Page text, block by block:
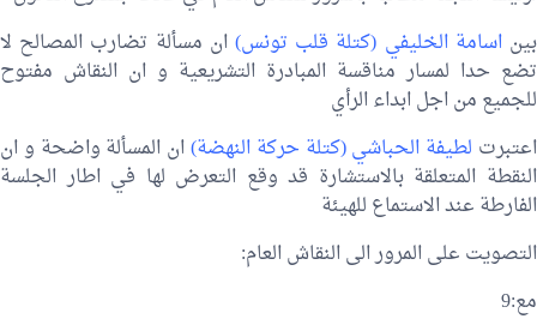
بيناسامة الخليفي (كتلة قلب تونس) ان مسألة تضارب المصالح لا
تضع حدا لمسار مناقسة المبادرة التشريعية و ان النقاش مفتوح
للجميع من اجل ابداء الرأي
اعتبرت لطيفة الحباشي (كتلة حركة النهضة)ان المسألة واضحة و ان
النقطة المتعلقة بالاستشارة قد وقع التعرض لها في اطار الجلسة
الفارطة عند الاستماع للهيئة
التصويت على المرور الى النقاش العام:
مع:9